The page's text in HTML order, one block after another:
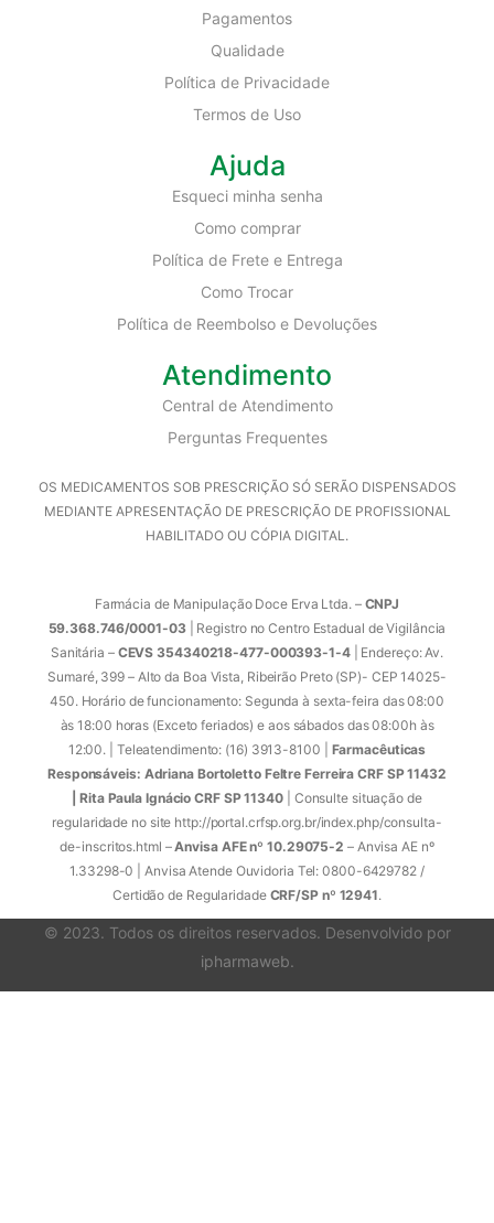
Pagamentos
Qualidade
Política de Privacidade
Termos de Uso
Ajuda
Esqueci minha senha
Como comprar
Política de Frete e Entrega
Como Trocar
Política de Reembolso e Devoluções
Atendimento
Central de Atendimento
Perguntas Frequentes
OS MEDICAMENTOS SOB PRESCRIÇÃO SÓ SERÃO DISPENSADOS
MEDIANTE APRESENTAÇÃO DE PRESCRIÇÃO DE PROFISSIONAL
HABILITADO OU CÓPIA DIGITAL.
Farmácia de Manipulação Doce Erva Ltda. – CNPJ
59.368.746/0001-03| Registro no Centro Estadual de Vigilância
Sanitária –CEVS 354340218-477-000393-1-4| Endereço: Av.
Sumaré, 399 – Alto da Boa Vista, Ribeirão Preto (SP)- CEP 14025-
450. Horário de funcionamento: Segunda à sexta-feira das 08:00
às 18:00 horas (Exceto feriados) e aos sábados das 08:00h às
12:00. | Teleatendimento: (16) 3913-8100 | Farmacêuticas
Responsáveis: Adriana Bortoletto Feltre Ferreira CRF SP 11432
| Rita Paula Ignácio CRF SP 11340 | Consulte situação de
regularidade no site http://portal.crfsp.org.br/index.php/consulta-
de-inscritos.html –Anvisa AFE nº 10.29075-2 – Anvisa AE nº
1.33298-0 | Anvisa Atende Ouvidoria Tel: 0800-6429782 /
Certidão de Regularidade CRF/SP nº 12941.
© 2023. Todos os direitos reservados. Desenvolvido por
ipharmaweb.